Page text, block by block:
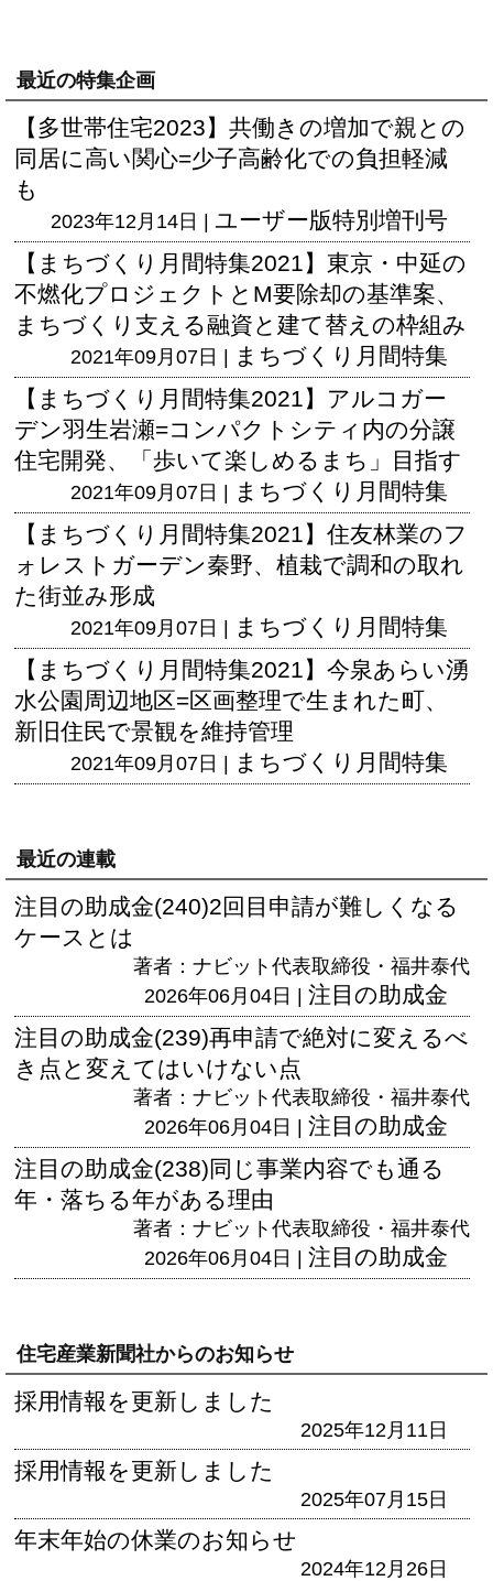
最近の特集企画
【多世帯住宅2023】共働きの増加で親との
同居に高い関心=少子高齢化での負担軽減
も
2023年12月14日 | ユーザー版特別増刊号
【まちづくり月間特集2021】東京・中延の
不燃化プロジェクトとM要除却の基準案、
まちづくり支える融資と建て替えの枠組み
2021年09月07日 | まちづくり月間特集
【まちづくり月間特集2021】アルコガー
デン羽生岩瀬=コンパクトシティ内の分譲
住宅開発、「歩いて楽しめるまち」目指す
2021年09月07日 | まちづくり月間特集
【まちづくり月間特集2021】住友林業のフ
ォレストガーデン秦野、植栽で調和の取れ
た街並み形成
2021年09月07日 | まちづくり月間特集
【まちづくり月間特集2021】今泉あらい湧
水公園周辺地区=区画整理で生まれた町、
新旧住民で景観を維持管理
2021年09月07日 | まちづくり月間特集
最近の連載
注目の助成金(240)2回目申請が難しくなる
ケースとは
著者：ナビット代表取締役・福井泰代
2026年06月04日 | 注目の助成金
注目の助成金(239)再申請で絶対に変えるべ
き点と変えてはいけない点
著者：ナビット代表取締役・福井泰代
2026年06月04日 | 注目の助成金
注目の助成金(238)同じ事業内容でも通る
年・落ちる年がある理由
著者：ナビット代表取締役・福井泰代
2026年06月04日 | 注目の助成金
住宅産業新聞社からのお知らせ
採用情報を更新しました
2025年12月11日
採用情報を更新しました
2025年07月15日
年末年始の休業のお知らせ
2024年12月26日